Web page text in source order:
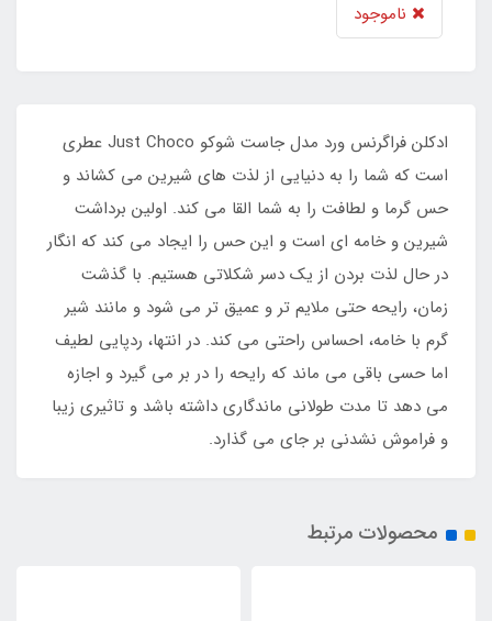
ناموجود
ادکلن فراگرنس ورد مدل جاست شوکو Just Choco عطری
است که شما را به دنیایی از لذت های شیرین می کشاند و
حس گرما و لطافت را به شما القا می کند. اولین برداشت
شیرین و خامه ای است و این حس را ایجاد می کند که انگار
در حال لذت بردن از یک دسر شکلاتی هستیم. با گذشت
زمان، رایحه حتی ملایم تر و عمیق تر می شود و مانند شیر
گرم با خامه، احساس راحتی می کند. در انتها، ردپایی لطیف
اما حسی باقی می ماند که رایحه را در بر می گیرد و اجازه
می دهد تا مدت طولانی ماندگاری داشته باشد و تاثیری زیبا
و فراموش نشدنی بر جای می گذارد.
محصولات مرتبط